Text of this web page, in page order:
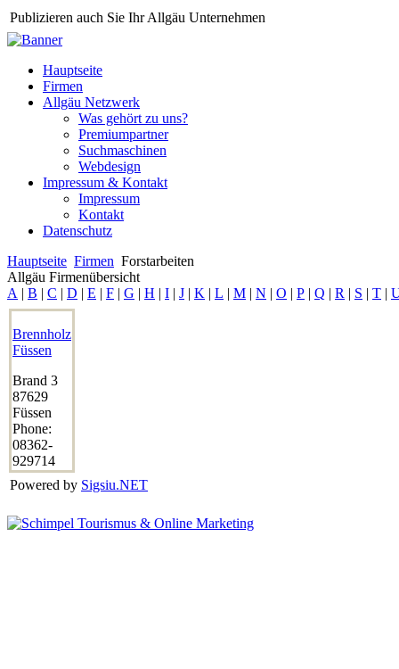
Publizieren auch Sie Ihr Allgäu Unternehmen
Hauptseite
Firmen
Allgäu Netzwerk
Was gehört zu uns?
Premiumpartner
Suchmaschinen
Webdesign
Impressum & Kontakt
Impressum
Kontakt
Datenschutz
Hauptseite Firmen Forstarbeiten
Allgäu Firmenübersicht
A | B | C | D | E | F | G | H | I | J | K | L | M | N | O | P | Q | R | S | T |
Brennholz
Füssen
Brand 3
87629
Füssen
Phone:
08362-
929714
Powered by Sigsiu.NET